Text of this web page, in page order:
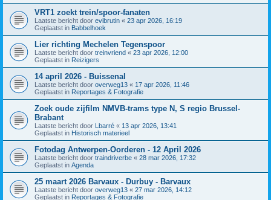
VRT1 zoekt trein/spoor-fanaten
Laatste bericht door evibrutin « 23 apr 2026, 16:19
Geplaatst in Babbelhoek
Lier richting Mechelen Tegenspoor
Laatste bericht door treinvriend « 23 apr 2026, 12:00
Geplaatst in Reizigers
14 april 2026 - Buissenal
Laatste bericht door overweg13 « 17 apr 2026, 11:46
Geplaatst in Reportages & Fotografie
Zoek oude zijfilm NMVB-trams type N, S regio Brussel-
Brabant
Laatste bericht door Lbarré « 13 apr 2026, 13:41
Geplaatst in Historisch materieel
Fotodag Antwerpen-Oorderen - 12 April 2026
Laatste bericht door traindriverbe « 28 mar 2026, 17:32
Geplaatst in Agenda
25 maart 2026 Barvaux - Durbuy - Barvaux
Laatste bericht door overweg13 « 27 mar 2026, 14:12
Geplaatst in Reportages & Fotografie